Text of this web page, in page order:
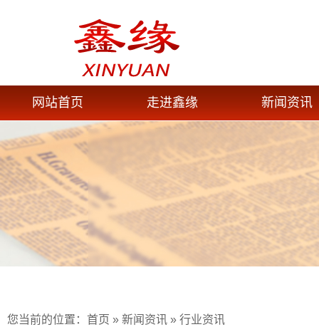
网站首页 走进鑫缘 新闻资讯
您当前的位置： 首页 » 新闻资讯 » 行业资讯